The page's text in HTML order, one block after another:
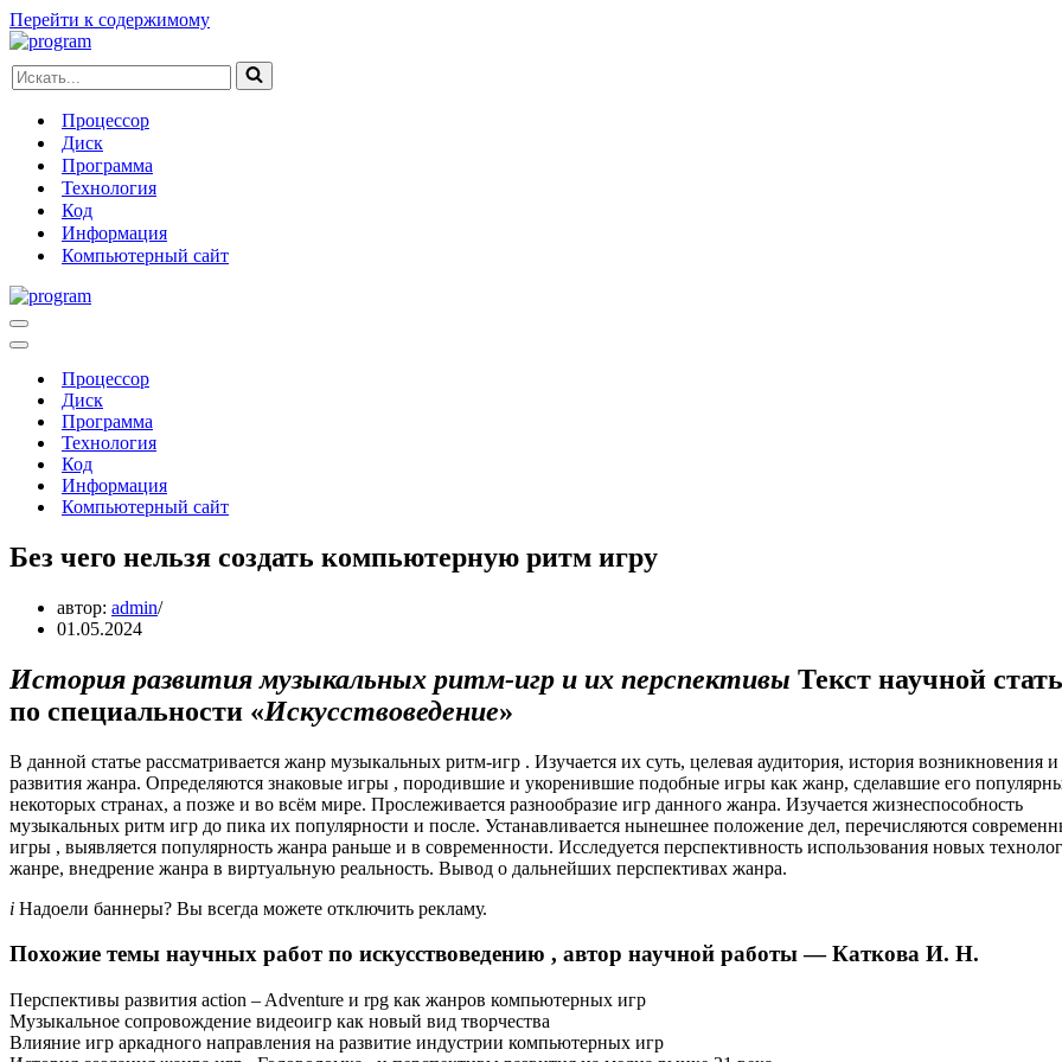
Перейти к содержимому
Искать...
Процессор
Диск
Программа
Технология
Код
Информация
Компьютерный сайт
Меню
навигации
Меню
навигацииПроцессор
Диск
Программа
Технология
Код
Информация
Компьютерный сайт
Без чего нельзя создать компьютерную ритм игру
автор: admin
01.05.2024
История развития музыкальных ритм-игр и их перспективы Текст научной
по специальности «Искусствоведение»
В данной статье рассматривается жанр музыкальных ритм-игр . Изучается их суть, целевая аудитория, история возникновения и
развития жанра. Определяются знаковые игры , породившие и укоренившие подобные игры как жанр, сделавшие его
некоторых странах, а позже и во всём мире. Прослеживается разнообразие игр данного жанра. Изучается жизнеспособность
музыкальных ритм игр до пика их популярности и после. Устанавливается нынешнее положение дел, перечисляются
игры , выявляется популярность жанра раньше и в современности. Исследуется перспективность использования новых
жанре, внедрение жанра в виртуальную реальность. Вывод о дальнейших перспективах жанра.
i Надоели баннеры? Вы всегда можете отключить рекламу.
Похожие темы научных работ по искусствоведению , автор научной работы — Каткова И. Н.
Перспективы развития action – Adventure и rpg как жанров компьютерных игр
Музыкальное сопровождение видеоигр как новый вид творчества
Влияние игр аркадного направления на развитие индустрии компьютерных игр